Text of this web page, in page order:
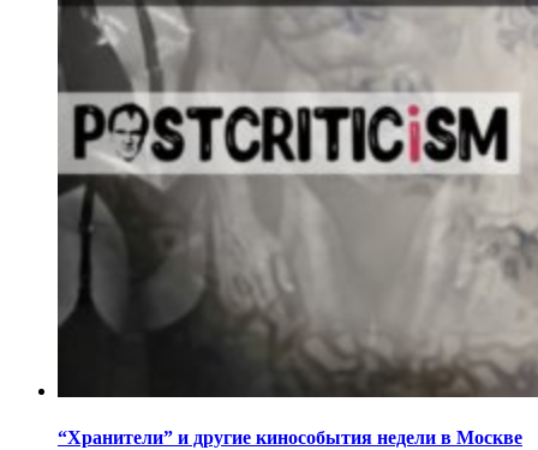
“Хранители” и другие кинособытия недели в Москве